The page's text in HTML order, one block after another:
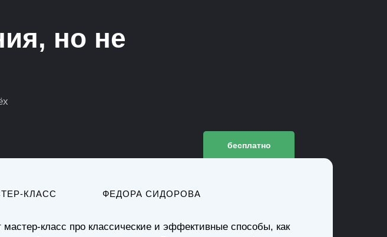
но не
бесплатно
КЛАСС ФЕДОРА СИДОРОВА
мастер-класс про классические и эффективные способы, как